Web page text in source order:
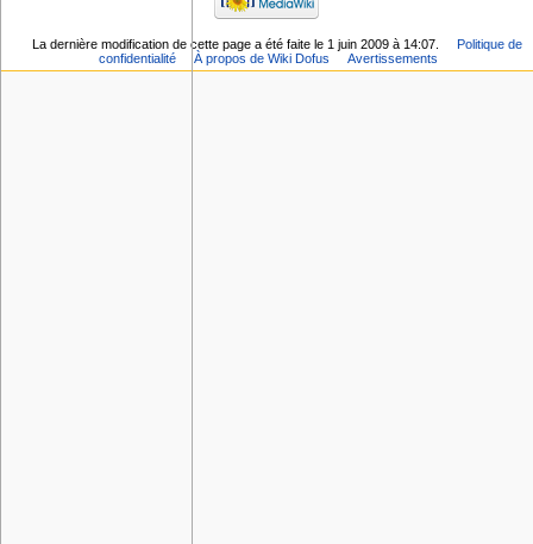
La dernière modification de cette page a été faite le 1 juin 2009 à 14:07.
Politique de
confidentialité
À propos de Wiki Dofus Avertissements